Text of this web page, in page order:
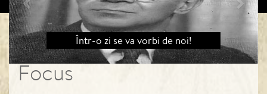
Într-o zi se va vorbi de noi!
Focus